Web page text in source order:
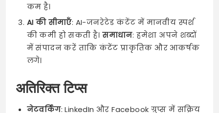
कम है।
AI की सीमाएँ: AI-जनरेटेड कंटेंट में मानवीय स्पर्श
की कमी हो सकती है।समाधान: हमेशा अपने शब्दों
में संपादन करें ताकि कंटेंट प्राकृतिक और आकर्षक
लगे।
अतिरिक्त टिप्स
नेटवर्किंग: LinkedIn और Facebook ग्रुप्स में सक्रिय